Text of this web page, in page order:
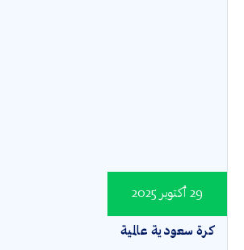
كرة سعودية عالمية
29 أكتوبر 2025